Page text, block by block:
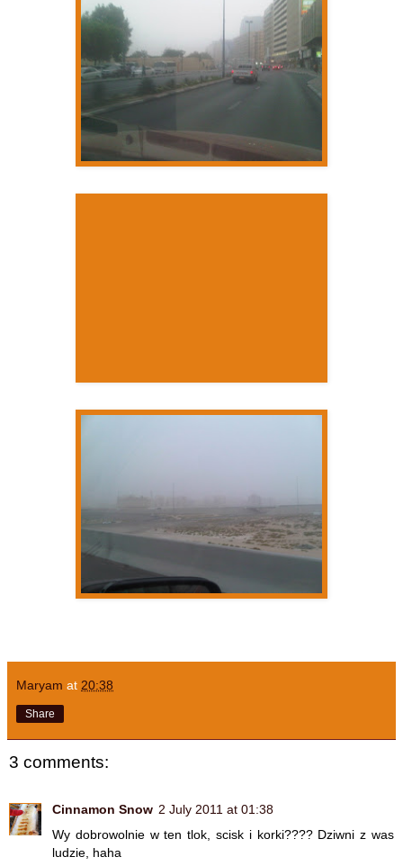
Maryam at 20:38
Share
3 comments:
Cinnamon Snow 2 July 2011 at 01:38
Wy dobrowolnie w ten tlok, scisk i korki???? Dziwni z was
ludzie, haha